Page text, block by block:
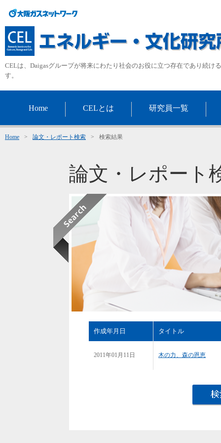
CELは、Daigasグループが将来にわたり社会のお役に立つ存在であり続け
す。
Home CELとは 研究員一覧
Home > 論文・レポート検索 > 検索結果
論文・レポート
作成年月日 タイトル
2011年01月11日 木の力、森の恩恵